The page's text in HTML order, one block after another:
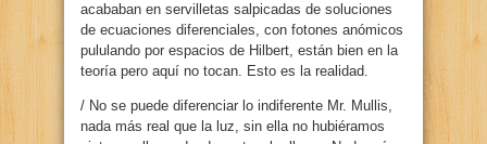
acababan en servilletas salpicadas de soluciones
de ecuaciones diferenciales, con fotones anómicos
pululando por espacios de Hilbert, están bien en la
teoría pero aquí no tocan. Esto es la realidad.
/ No se puede diferenciar lo indiferente Mr. Mullis,
nada más real que la luz, sin ella no hubiéramos